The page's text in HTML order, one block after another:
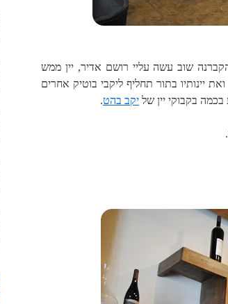
הקברנה שוב עשה עליי רושם אדיר, יין ממש
יינותיו בתור תחליף ליקבי בוטיק אחרים
בקבוקי יין של יקב בהט.